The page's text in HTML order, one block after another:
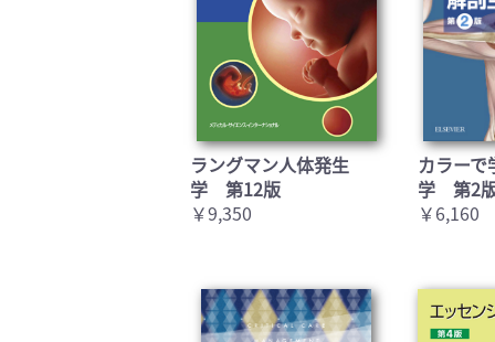
ラングマン人体発生
学 第12版
￥9,350
カラー
学 第2
￥6,160